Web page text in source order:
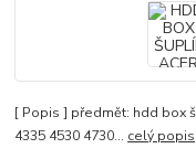
[ Popis ] předmět: hdd box
4335 4530 4730... celý popis